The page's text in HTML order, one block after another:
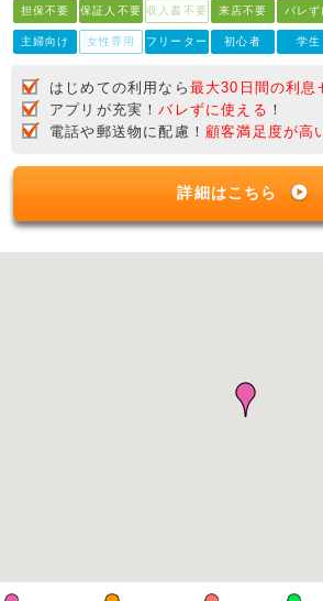
担保不要 保証人不要 収入書不要 来店不要 バレず
主婦向け 女性専用 フリーター 初心者 学生
はじめての利用なら 最大30日間の利息
アプリが充実！バレずに使える ！
電話や郵送物に配慮！ 顧客満足度が高
詳細はこちら